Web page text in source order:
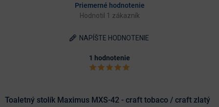
Priemerné hodnotenie
Hodnotil 1 zákazník
NAPÍŠTE HODNOTENIE
1 hodnotenie
Toaletný stolík Maximus MXS-42 - craft tobaco / craft zlatý